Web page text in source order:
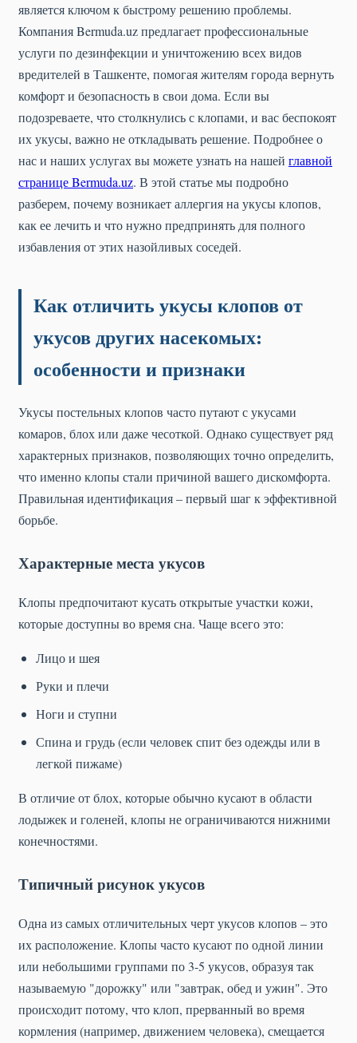
является ключом к быстрому решению проблемы.
Компания Bermuda.uz предлагает профессиональные
услуги по дезинфекции и уничтожению всех видов
вредителей в Ташкенте, помогая жителям города вернуть
комфорт и безопасность в свои дома. Если вы
подозреваете, что столкнулись с клопами, и вас беспокоят
их укусы, важно не откладывать решение. Подробнее о
нас и наших услугах вы можете узнать на нашей главной
странице Bermuda.uz. В этой статье мы подробно
разберем, почему возникает аллергия на укусы клопов,
как ее лечить и что нужно предпринять для полного
избавления от этих назойливых соседей.
Как отличить укусы клопов от
укусов других насекомых:
особенности и признаки
Укусы постельных клопов часто путают с укусами
комаров, блох или даже чесоткой. Однако существует ряд
характерных признаков, позволяющих точно определить,
что именно клопы стали причиной вашего дискомфорта.
Правильная идентификация – первый шаг к эффективной
борьбе.
Характерные места укусов
Клопы предпочитают кусать открытые участки кожи,
которые доступны во время сна. Чаще всего это:
Лицо и шея
Руки и плечи
Ноги и ступни
Спина и грудь (если человек спит без одежды или в
легкой пижаме)
В отличие от блох, которые обычно кусают в области
лодыжек и голеней, клопы не ограничиваются нижними
конечностями.
Типичный рисунок укусов
Одна из самых отличительных черт укусов клопов – это
их расположение. Клопы часто кусают по одной линии
или небольшими группами по 3-5 укусов, образуя так
называемую "дорожку" или "завтрак, обед и ужин". Это
происходит потому, что клоп, прерванный во время
кормления (например, движением человека), смещается